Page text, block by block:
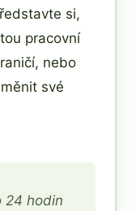
si,
pracovní
nebo
své
24 hodin